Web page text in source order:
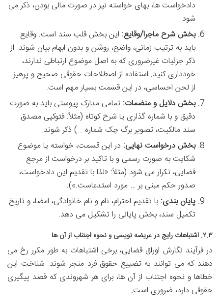
دادخواست ها، بهای خواسته نیز در صورت مالی بودن، ذکر می
شود.
بخش شرح ماجرا/وقایع: این بخش قلب سند است. وقایع
باید به ترتیب زمانی، واضح، روشن و بدون ابهام بیان شوند. از
ذکر جزئیات غیرضروری که به اصل موضوع ارتباطی ندارند،
خودداری کنید. استفاده از اصطلاحات حقوقی صحیح و پرهیز
از لحن احساسی، در این قسمت بسیار مهم است.
بخش دلایل و منضمات: تمامی مدارک پیوستی باید به صورت
دقیق و با شماره گذاری یا شرح کوتاه (مثلاً: فتوکپی مصدق
سند مالکیت، تصویر برگ چک شماره …) ذکر شوند.
بخش درخواست نهایی: در این قسمت، خواسته یا موضوع
شکایت به صورت رسمی و با تاکید بر درخواست از مرجع
قضایی، تکرار می شود (مثلاً: «لذا با تقدیم این دادخواست،
صدور حکم مبنی بر … مورد استدعاست.»).
پایان بندی: با تقدیم احترام، نام و نام خانوادگی، امضا، و تاریخ
تکمیل سند، بخش پایانی را تشکیل می دهد.
۲.۳. اشتباهات رایج در عریضه نویسی و نحوه اجتناب از آن ها
در فرآیند نگارش اوراق قضایی، برخی اشتباهات به طور مکرر رخ می
دهند که می توانند به تضییع حقوق فرد منجر شوند. شناخت این
خطاها و نحوه اجتناب از آن ها، برای هر شهروندی که قصد پیگیری
حقوقی دارد، ضروری است.